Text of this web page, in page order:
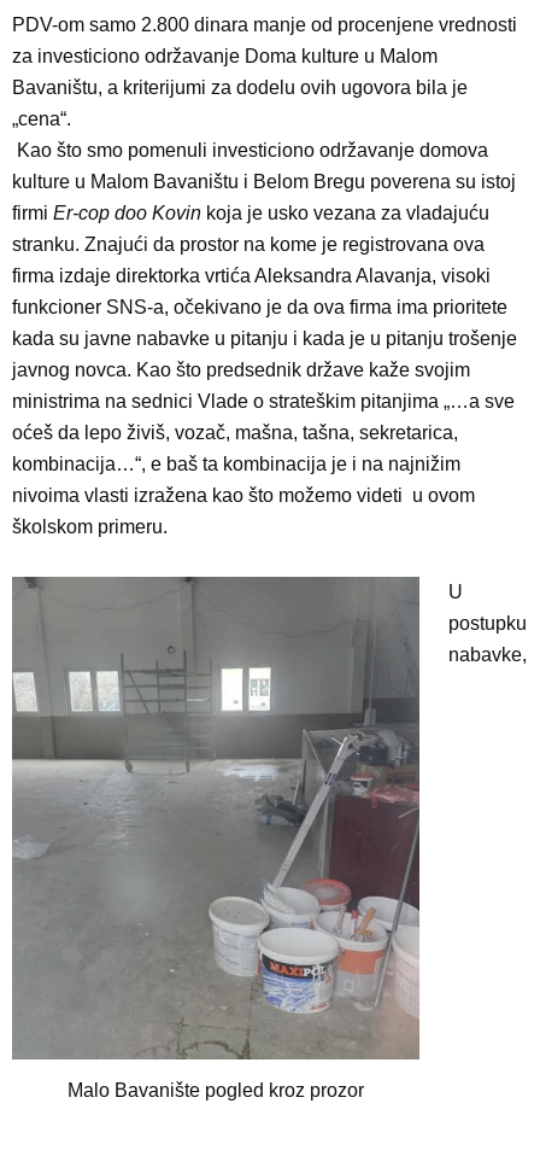
PDV-om samo 2.800 dinara manje od procenjene vrednosti
za investiciono održavanje Doma kulture u Malom
Bavaništu, a kriterijumi za dodelu ovih ugovora bila je
„cena“.
Kao što smo pomenuli investiciono održavanje domova
kulture u Malom Bavaništu i Belom Bregu poverena su istoj
firmi Er-cop doo Kovin koja je usko vezana za vladajuću
stranku. Znajući da prostor na kome je registrovana ova
firma izdaje direktorka vrtića Aleksandra Alavanja, visoki
funkcioner SNS-a, očekivano je da ova firma ima prioritete
kada su javne nabavke u pitanju i kada je u pitanju trošenje
javnog novca. Kao što predsednik države kaže svojim
ministrima na sednici Vlade o strateškim pitanjima „…a sve
oćeš da lepo živiš, vozač, mašna, tašna, sekretarica,
kombinacija…“, e baš ta kombinacija je i na najnižim
nivoima vlasti izražena kao što možemo videti u ovom
školskom primeru.
Malo Bavanište pogled kroz prozor
U
postupku
nabavke,